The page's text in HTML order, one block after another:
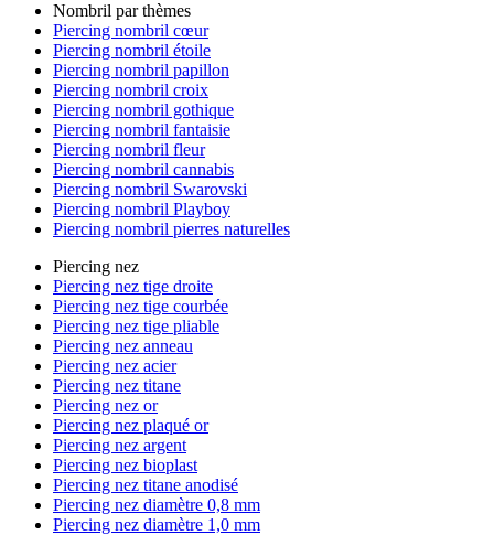
Nombril par thèmes
Piercing nombril cœur
Piercing nombril étoile
Piercing nombril papillon
Piercing nombril croix
Piercing nombril gothique
Piercing nombril fantaisie
Piercing nombril fleur
Piercing nombril cannabis
Piercing nombril Swarovski
Piercing nombril Playboy
Piercing nombril pierres naturelles
Piercing nez
Piercing nez tige droite
Piercing nez tige courbée
Piercing nez tige pliable
Piercing nez anneau
Piercing nez acier
Piercing nez titane
Piercing nez or
Piercing nez plaqué or
Piercing nez argent
Piercing nez bioplast
Piercing nez titane anodisé
Piercing nez diamètre 0,8 mm
Piercing nez diamètre 1,0 mm